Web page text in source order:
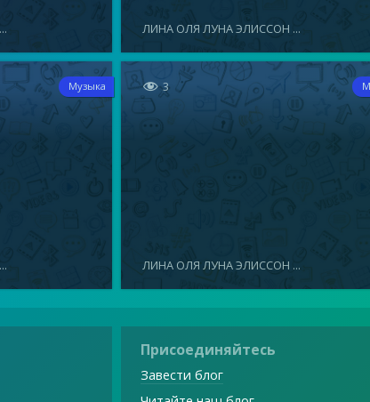
ЛИНА ОЛЯ ЛУНА ЭЛИССОН ...
Музыка  3
ЛИНА ОЛЯ ЛУНА ЭЛИССОН ...
Присоединяйтесь
Завести блог